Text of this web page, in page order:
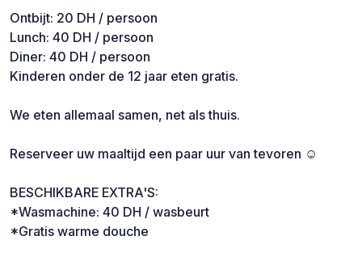
Ontbijt: 20 DH / persoon
Lunch: 40 DH / persoon
Diner: 40 DH / persoon
Kinderen onder de 12 jaar eten gratis.
We eten allemaal samen, net als thuis.
Reserveer uw maaltijd een paar uur van tevoren ☺️
BESCHIKBARE EXTRA'S:
*Wasmachine: 40 DH / wasbeurt
*Gratis warme douche